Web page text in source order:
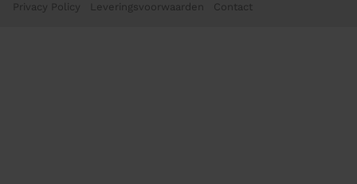
Privacy Policy Leveringsvoorwaarden Contact